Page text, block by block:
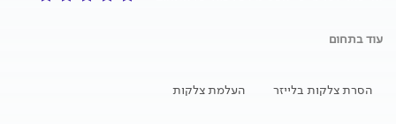
עוד בתחום
הסרת צלקות בלייזר העלמת צלקות